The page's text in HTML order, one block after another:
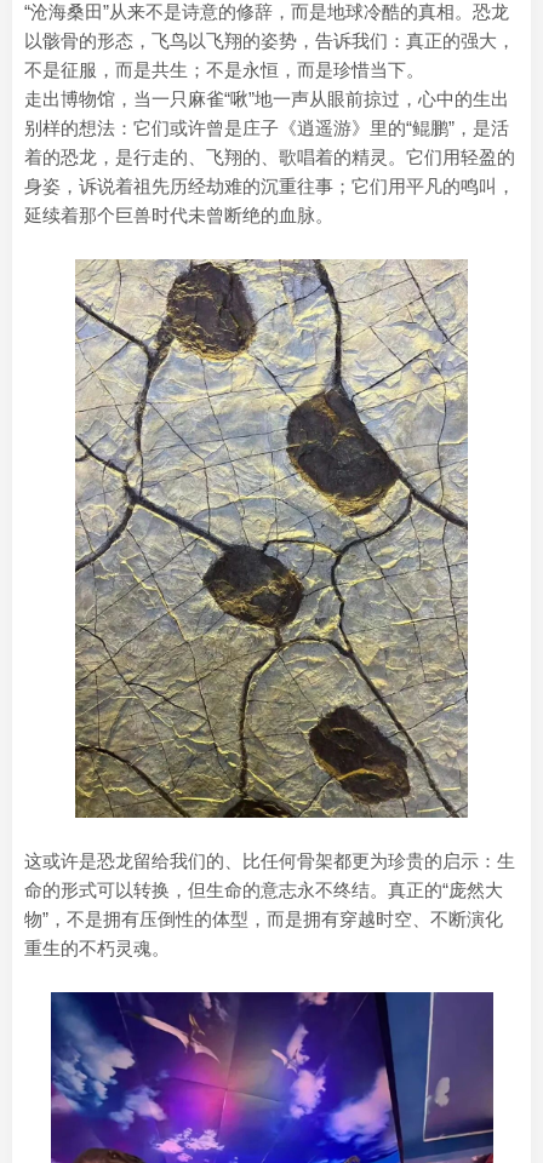
“沧海桑田”从来不是诗意的修辞，而是地球冷酷的真相。恐龙
以骸骨的形态，飞鸟以飞翔的姿势，告诉我们：真正的强大，
不是征服，而是共生；不是永恒，而是珍惜当下。
走出博物馆，当一只麻雀“啾”地一声从眼前掠过，心中的生出
别样的想法：它们或许曾是庄子《逍遥游》里的“鲲鹏”，是活
着的恐龙，是行走的、飞翔的、歌唱着的精灵。它们用轻盈的
身姿，诉说着祖先历经劫难的沉重往事；它们用平凡的鸣叫，
延续着那个巨兽时代未曾断绝的血脉。
这或许是恐龙留给我们的、比任何骨架都更为珍贵的启示：生
命的形式可以转换，但生命的意志永不终结。真正的“庞然大
物”，不是拥有压倒性的体型，而是拥有穿越时空、不断演化
重生的不朽灵魂。